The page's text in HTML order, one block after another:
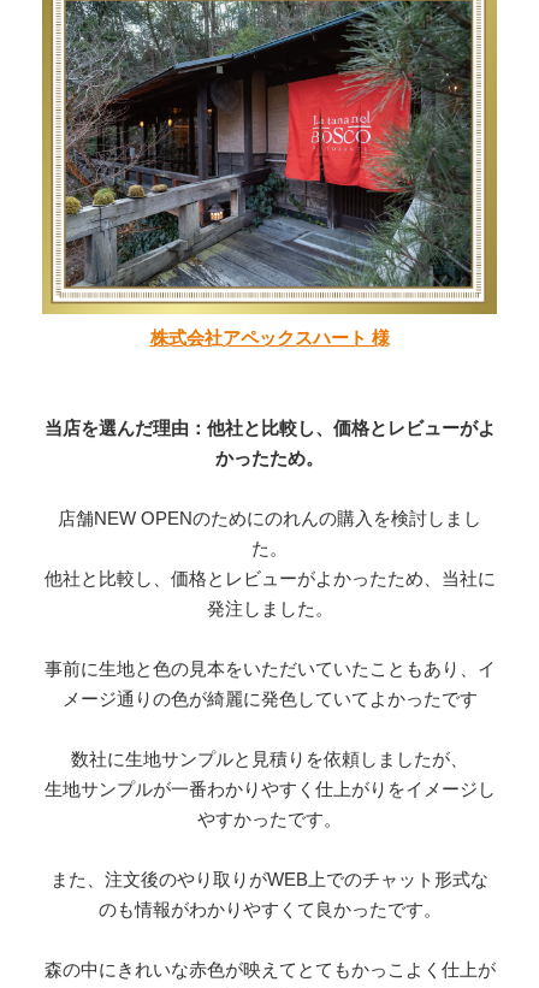
株式会社アペックスハート 様
当店を選んだ理由：他社と比較し、価格とレビューがよ
かったため。
店舗NEW OPENのためにのれんの購入を検討しまし
た。
他社と比較し、価格とレビューがよかったため、当社に
発注しました。
事前に生地と色の見本をいただいていたこともあり、イ
メージ通りの色が綺麗に発色していてよかったです
数社に生地サンプルと見積りを依頼しましたが、
生地サンプルが一番わかりやすく仕上がりをイメージし
やすかったです。
また、注文後のやり取りがWEB上でのチャット形式な
のも情報がわかりやすくて良かったです。
森の中にきれいな赤色が映えてとてもかっこよく仕上が